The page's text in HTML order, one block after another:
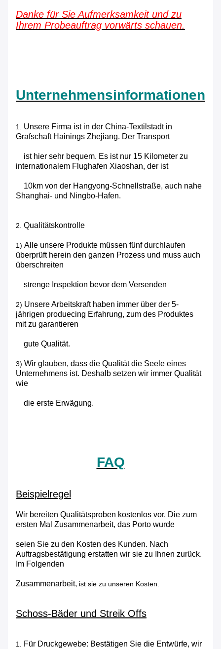
Danke für Sie Aufmerksamkeit und zu
Ihrem Probeauftrag vorwärts schauen.
Unternehmensinformationen
1. Unsere Firma ist in der China-Textilstadt in
Grafschaft Hainings Zhejiang. Der Transport
ist hier sehr bequem. Es ist nur 15 Kilometer zu
internationalem Flughafen Xiaoshan, der ist
10km von der Hangyong-Schnellstraße, auch nahe
Shanghai- und Ningbo-Hafen.
2. Qualitätskontrolle
1) Alle unsere Produkte müssen fünf durchlaufen
überprüft herein den ganzen Prozess und muss auch
überschreiten
strenge Inspektion bevor dem Versenden
2) Unsere Arbeitskraft haben immer über der 5-
jährigen produecing Erfahrung, zum des Produktes
mit zu garantieren
gute Qualität.
3) Wir glauben, dass die Qualität die Seele eines
Unternehmens ist. Deshalb setzen wir immer Qualität
wie
die erste Erwägung.
FAQ
Beispielregel
Wir bereiten Qualitätsproben kostenlos vor. Die zum
ersten Mal Zusammenarbeit, das Porto wurde
seien Sie zu den Kosten des Kunden. Nach
Auftragsbestätigung erstatten wir sie zu Ihnen zurück.
Im Folgenden
Zusammenarbeit, ist sie zu unseren Kosten.
Schoss-Bäder und Streik Offs
1. Für Druckgewebe: Bestätigen Sie die Entwürfe, wir